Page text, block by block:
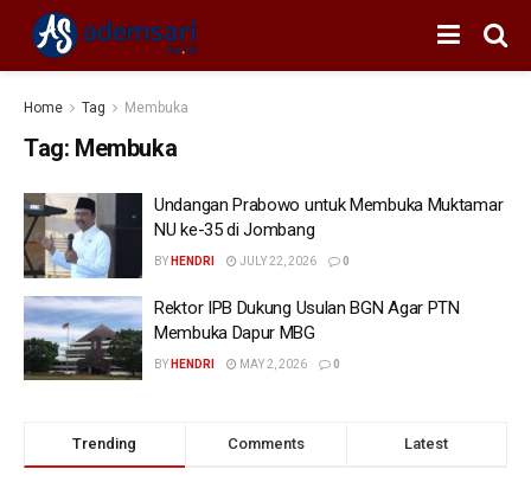
Home Tag Membuka
Tag: Membuka
Undangan Prabowo untuk Membuka Muktamar
NU ke-35 di Jombang
BY HENDRI JULY 22, 2026 0
Rektor IPB Dukung Usulan BGN Agar PTN
Membuka Dapur MBG
BY HENDRI MAY 2, 2026 0
Trending Comments Latest